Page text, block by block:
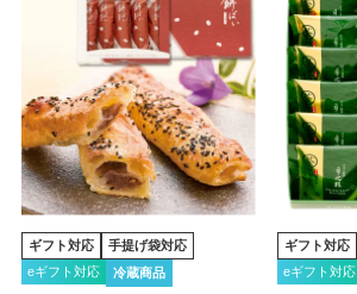
ギフト対応
手提げ袋対応
eギフト対応
冷蔵商品
ギフト対応
eギフト対応